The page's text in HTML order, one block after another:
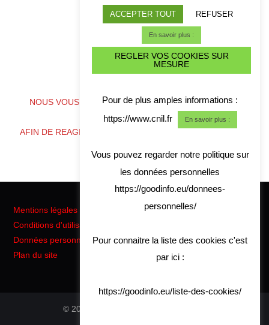
ALERTE CYBER CRISE
NOUS VOUS CONSEILLONS DE TELECHARGER NOS
COORDONNES
AFIN DE REAGIR RAPIDEMENT EN CAS DE CRISE CYBER
Mentions légales
Conditions d'utilisation
Données personnelles RGPD
Plan du site
© 2026 Good Info. All rights reserved.
ACCEPTER TOUT REFUSER
En savoir plus :
REGLER VOS COOKIES SUR
MESURE
Pour de plus amples informations :
https://www.cnil.fr
En savoir plus :
Vous pouvez regarder notre politique sur
les données personnelles
https://goodinfo.eu/donnees-
personnelles/
Pour connaitre la liste des cookies c'est
par ici :
https://goodinfo.eu/liste-des-cookies/